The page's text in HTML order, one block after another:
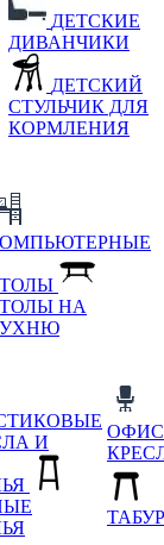
ДЕТСКИЕ
ДИВАНЧИКИ
ДЕТСКИЙ
СТУЛЬЧИК ДЛЯ
КОРМЛЕНИЯ
НА
И